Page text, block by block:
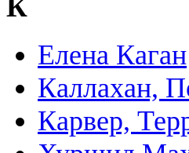
К
Елена Каган
Каллахан,
Карвер,